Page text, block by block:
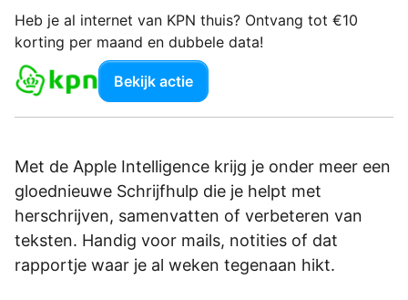
Heb je al internet van KPN thuis? Ontvang tot €10
korting per maand en dubbele data!
Bekijk actie
Met de Apple Intelligence krijg je onder meer een
gloednieuwe Schrijfhulp die je helpt met
herschrijven, samenvatten of verbeteren van
teksten. Handig voor mails, notities of dat
rapportje waar je al weken tegenaan hikt.